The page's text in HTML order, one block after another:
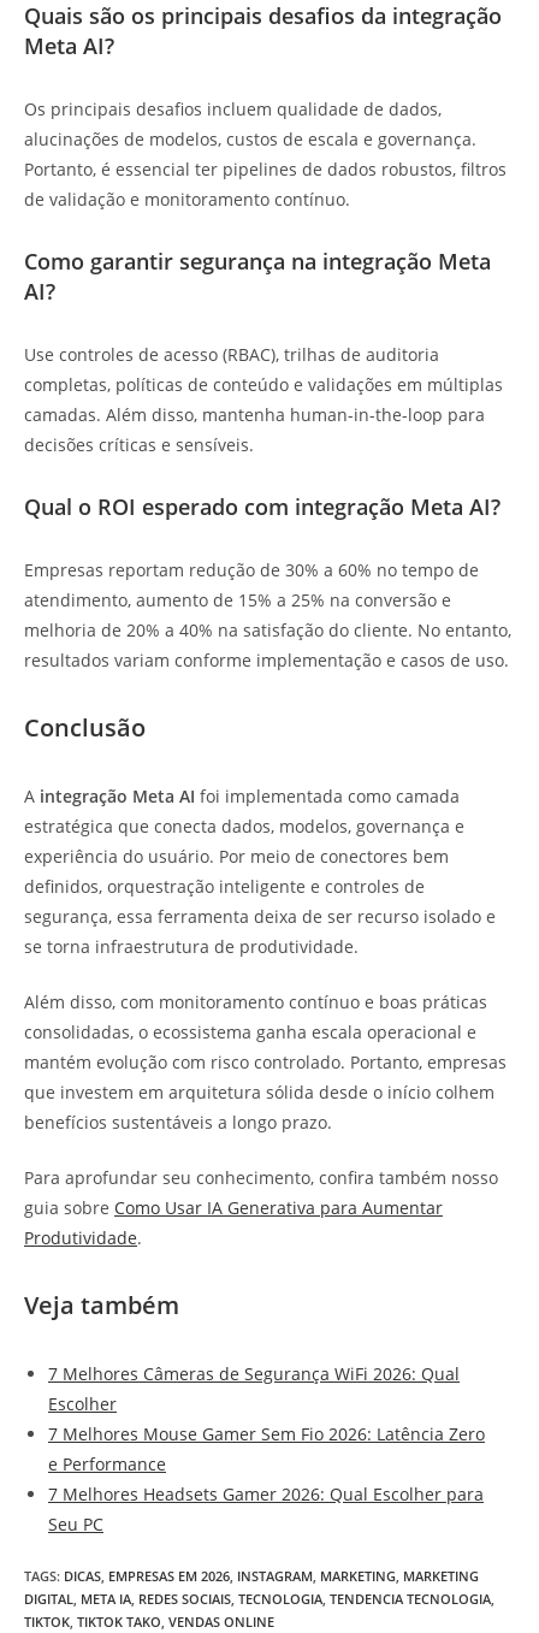
Quais são os principais desafios da integração
Meta AI?
Os principais desafios incluem qualidade de dados,
alucinações de modelos, custos de escala e governança.
Portanto, é essencial ter pipelines de dados robustos, filtros
de validação e monitoramento contínuo.
Como garantir segurança na integração Meta
AI?
Use controles de acesso (RBAC), trilhas de auditoria
completas, políticas de conteúdo e validações em múltiplas
camadas. Além disso, mantenha human-in-the-loop para
decisões críticas e sensíveis.
Qual o ROI esperado com integração Meta AI?
Empresas reportam redução de 30% a 60% no tempo de
atendimento, aumento de 15% a 25% na conversão e
melhoria de 20% a 40% na satisfação do cliente. No entanto,
resultados variam conforme implementação e casos de uso.
Conclusão
A integração Meta AI foi implementada como camada
estratégica que conecta dados, modelos, governança e
experiência do usuário. Por meio de conectores bem
definidos, orquestração inteligente e controles de
segurança, essa ferramenta deixa de ser recurso isolado e
se torna infraestrutura de produtividade.
Além disso, com monitoramento contínuo e boas práticas
consolidadas, o ecossistema ganha escala operacional e
mantém evolução com risco controlado. Portanto, empresas
que investem em arquitetura sólida desde o início colhem
benefícios sustentáveis a longo prazo.
Para aprofundar seu conhecimento, confira também nosso
guia sobre Como Usar IA Generativa para Aumentar
Produtividade.
Veja também
7 Melhores Câmeras de Segurança WiFi 2026: Qual
Escolher
7 Melhores Mouse Gamer Sem Fio 2026: Latência Zero
e Performance
7 Melhores Headsets Gamer 2026: Qual Escolher para
Seu PC
TAGS: DICAS, EMPRESAS EM 2026, INSTAGRAM, MARKETING, MARKETING
DIGITAL, META IA, REDES SOCIAIS, TECNOLOGIA, TENDENCIA TECNOLOGIA,
TIKTOK, TIKTOK TAKO, VENDAS ONLINE